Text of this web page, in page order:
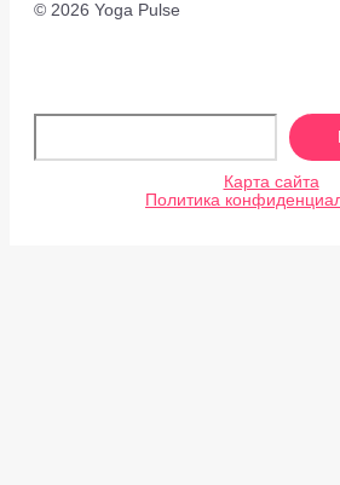
© 2026 Yoga Pulse
Карта сайта
Политика